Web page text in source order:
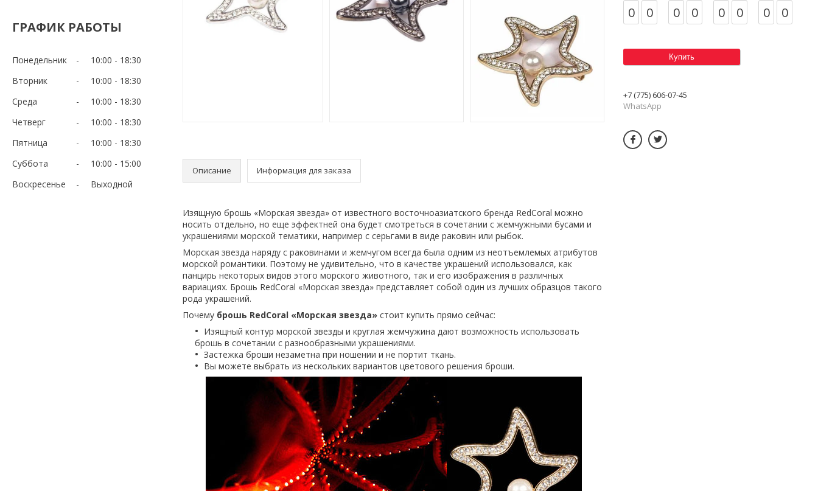
ГРАФИК РАБОТЫ
Понедельник 10:00
18:30
Вторник
10:00
18:30
Среда
10:00
18:30
Четверг
10:00
18:30
Пятница
10:00
18:30
Суббота
10:00
15:00
Воскресенье
Выходной
Описание Информация для заказа
Изящную брошь «Морская звезда» от известного восточноазиатского бренда RedCoral можно
носить отдельно, но еще эффектней она будет смотреться в сочетании с жемчужными бусами и
украшениями морской тематики, например с серьгами в виде раковин или рыбок.
Морская звезда наряду с раковинами и жемчугом всегда была одним из неотъемлемых атрибутов
морской романтики. Поэтому не удивительно, что в качестве украшений использовался, как
панцирь некоторых видов этого морского животного, так и его изображения в различных
вариациях. Брошь RedCoral «Морская звезда» представляет собой один из лучших образцов такого
рода украшений.
Почему брошь RedCoral «Морская звезда» стоит купить прямо сейчас:
Изящный контур морской звезды и круглая жемчужина дают возможность использовать
брошь в сочетании с разнообразными украшениями.
Застежка броши незаметна при ношении и не портит ткань.
Вы можете выбрать из нескольких вариантов цветового решения броши.
0 0 0 0 0 0 0 0
Купить
+7 (775) 606-07-45
WhatsApp